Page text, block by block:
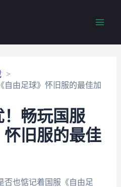
自由足球》怀旧服的最佳加
！畅玩国服
怀旧服的最佳
否也惦记着国服《自由足